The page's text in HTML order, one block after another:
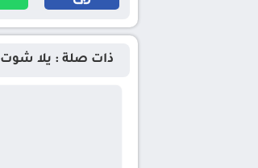
ذات صلة : يلا شوت Yalla Shoot